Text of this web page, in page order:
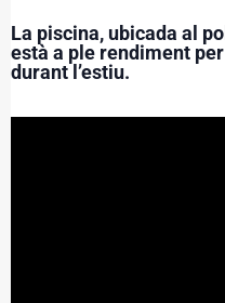
La piscina, ubicada al
està a ple rendiment
durant l’estiu.